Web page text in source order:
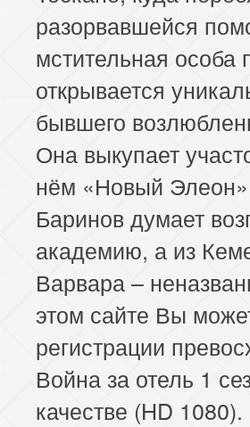
разорвавшейся
мстительная особа
открывается
бывшего
Она выкупает
нём «Новый
Баринов думает
академию, а из
Варвара –
этом сайте Вы
регистрации
Война за отель 1
качестве (HD 1080).